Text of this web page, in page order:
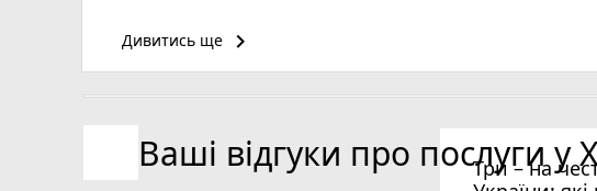
Дивитись ще keyboard_arrow_right
Три – на
Ваші відгуки про послуги